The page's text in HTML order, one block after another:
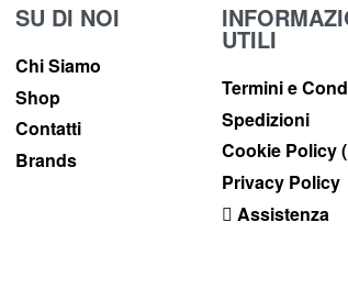
SU DI NOI
Chi Siamo
Shop
Contatti
Brands
UTILI
Termini e
Spedizioni
Cookie Policy
Privacy Policy
Assistenza